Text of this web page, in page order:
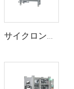
サイクロン選別機